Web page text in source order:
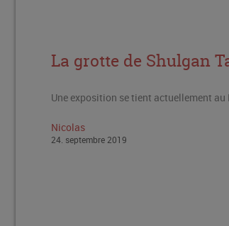
La grotte de Shulgan
Une exposition se tient actuellement au
Nicolas
24 septembre 2019